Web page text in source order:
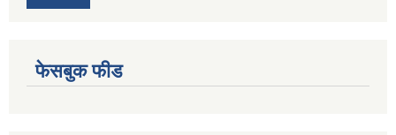
फेसबुक फीड